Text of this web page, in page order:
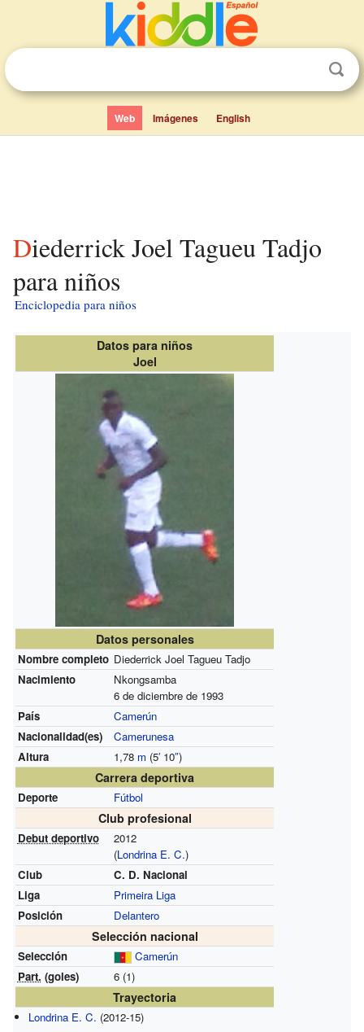
Web Imágenes English
Diederrick Joel Tagueu Tadjo
para niños
Enciclopedia para niños
Datos para niños
Joel
Datos personales
Nombre completo Diederrick Joel Tagueu Tadjo
Nacimiento
Nkongsamba
6 de diciembre de 1993
País
Camerún
Nacionalidad(es)
Camerunesa
Altura
1,78 m (5′10″)
Carrera deportiva
Deporte Fútbol
Club profesional
Debut deportivo
2012
(Londrina E. C.)
Club
C. D. Nacional
Liga
Primeira Liga
Posición
Delantero
Selección nacional
Selección
Camerún
Part. (goles) 6 (1)
Trayectoria
Londrina E. C. (2012-15)